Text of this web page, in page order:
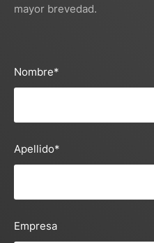
mayor brevedad.
Nombre*
Apellido*
Empresa